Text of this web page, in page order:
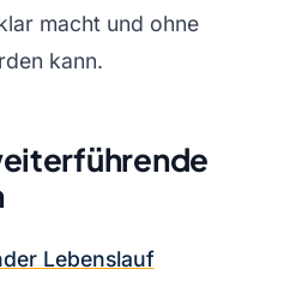
macht und ohne
kann.
Lebenslauf